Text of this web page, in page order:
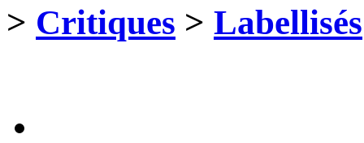
> Critiques > Labellisés